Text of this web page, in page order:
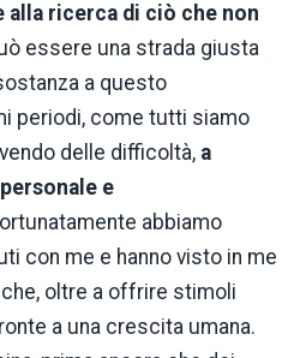
alla ricerca di ciò che non
essere una strada giusta
a questo
periodi, come tutti siamo
delle difficoltà, a
e
abbiamo
con me e hanno visto in me
oltre a offrire stimoli
a una crescita umana.